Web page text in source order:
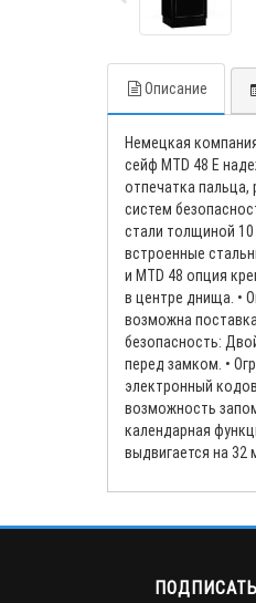
Описание
Немецкая
сейф MTD 48 E
отпечатка
систем
стали толщиной
встроенные
и MTD 48 опция
в центре днища. •
возможна
безопасность:
перед замком. •
электронный
возможность
календарная
выдвигается на 32